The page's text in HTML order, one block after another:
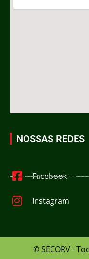
NOSSAS REDES
Facebook
Instagram
© SECORV -